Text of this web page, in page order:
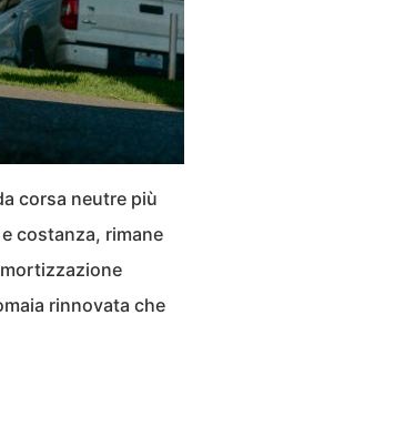
corsa neutre più
costanza, rimane
rinnovata che